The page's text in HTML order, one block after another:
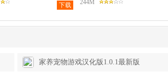
下载 244M
家养宠物游戏汉化版1.0.1最新版